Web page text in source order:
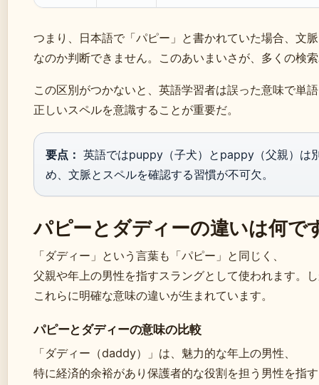
つまり、日本語で「パピー」と書かれていた場合、文
なのか判断できません。このあいまいさが、多くの検
この区別がつかないと、英語学習者は誤った意味で単
正しいスペルを意識することが重要だ。
要点： 英語ではpuppy（子犬）とpappy（父親）は
め、文脈とスペルを確認する習慣が不可欠。
パピーとダディーの違いは何で
「ダディー」という言葉も「パピー」と同じく、
父親や年上の男性を指すスラングとして使われます。
これらに明確な意味の違いが生まれています。
パピーとダディーの意味の比較
「ダディー（daddy）」は、魅力的な年上の男性、
特に経済的余裕があり保護者的な役割を担う男性を指